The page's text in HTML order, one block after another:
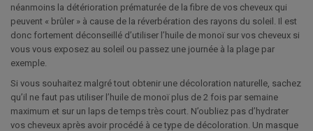
néanmoins la détérioration prématurée de la fibre de vos cheveux qui
peuvent « brûler » à cause de la réverbération des rayons du soleil. Il est
donc fortement déconseillé d’utiliser l’huile de monoï sur vos cheveux si
vous vous exposez au soleil ou passez une journée à la plage par
exemple.
Si vous souhaitez malgré tout obtenir une décoloration naturelle, sachez
qu’il ne faut pas utiliser l’huile de monoï plus de 2 fois par semaine
maximum et sur un laps de temps très court. N’oubliez pas d’hydrater
vos cheveux après avoir procédé à ce type de décoloration. Un masque